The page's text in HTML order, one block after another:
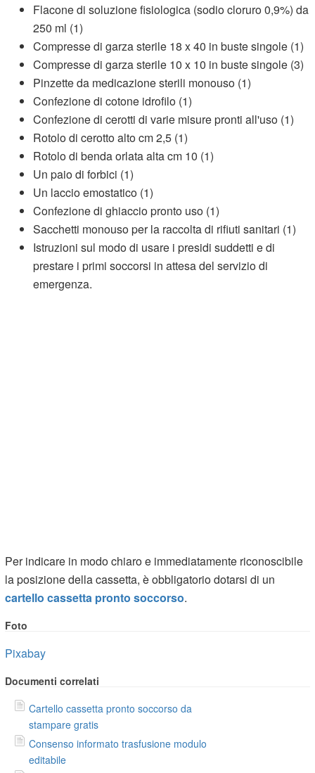
Flacone di soluzione fisiologica (sodio cloruro 0,9%) da
250 ml (1)
Compresse di garza sterile 18 x 40 in buste singole (1)
Compresse di garza sterile 10 x 10 in buste singole (3)
Pinzette da medicazione sterili monouso (1)
Confezione di cotone idrofilo (1)
Confezione di cerotti di varie misure pronti all'uso (1)
Rotolo di cerotto alto cm 2,5 (1)
Rotolo di benda orlata alta cm 10 (1)
Un paio di forbici (1)
Un laccio emostatico (1)
Confezione di ghiaccio pronto uso (1)
Sacchetti monouso per la raccolta di rifiuti sanitari (1)
Istruzioni sul modo di usare i presidi suddetti e di
prestare i primi soccorsi in attesa del servizio di
emergenza.
Per indicare in modo chiaro e immediatamente riconoscibile
la posizione della cassetta, è obbligatorio dotarsi di un
cartello cassetta pronto soccorso.
Foto
Pixabay
Documenti correlati
Cartello cassetta pronto soccorso da
stampare gratis
Consenso informato trasfusione modulo
editabile